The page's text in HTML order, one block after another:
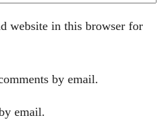
website in this browser for
by email.
email.